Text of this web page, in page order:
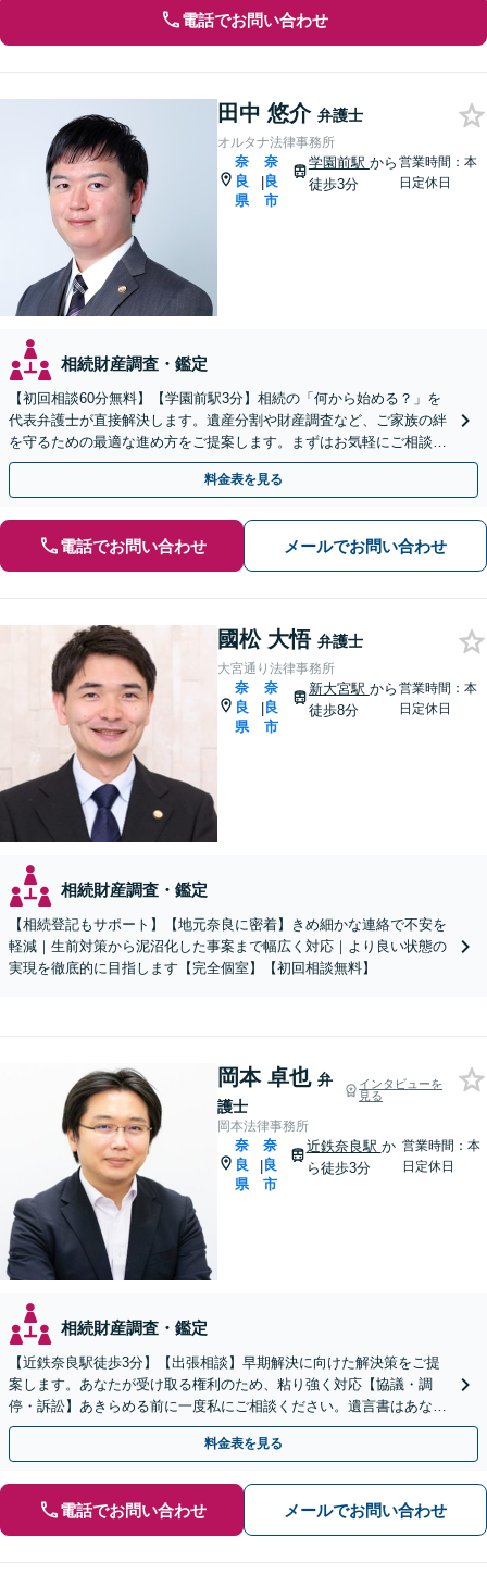
電話でお問い合わせ
田中 悠介 弁護士
オルタナ法律事務所
奈
良
県
|
奈
良
市
学園前駅 から
徒歩3分
営業時間：本
日定休日
相続財産調査・鑑定
【初回相談60分無料】【学園前駅3分】相続の「何から始める？」を
代表弁護士が直接解決します。遺産分割や財産調査など、ご家族の絆
を守るための最適な進め方をご提案します。まずはお気軽にご相談く
ださい【オンライン相談可】
料金表を見る
電話でお問い合わせ メールでお問い合わせ
國松 大悟 弁護士
大宮通り法律事務所
奈
良
県
|
奈
良
市
新大宮駅 から
徒歩8分
営業時間：本
日定休日
相続財産調査・鑑定
【相続登記もサポート】【地元奈良に密着】きめ細かな連絡で不安を
軽減｜生前対策から泥沼化した事案まで幅広く対応｜より良い状態の
実現を徹底的に目指します【完全個室】【初回相談無料】
岡本 卓也 弁
護士
インタビューを
見る
岡本法律事務所
奈
良
県
|
奈
良
市
近鉄奈良駅 か
ら徒歩3分
営業時間：本
日定休日
相続財産調査・鑑定
【近鉄奈良駅徒歩3分】【出張相談】早期解決に向けた解決策をご提
案します。あなたが受け取る権利のため、粘り強く対応【協議・調
停・訴訟】あきらめる前に一度私にご相談ください。遺言書はあなた
の意志を反映し、トラブル予防のための内容を作成。
料金表を見る
電話でお問い合わせ メールでお問い合わせ